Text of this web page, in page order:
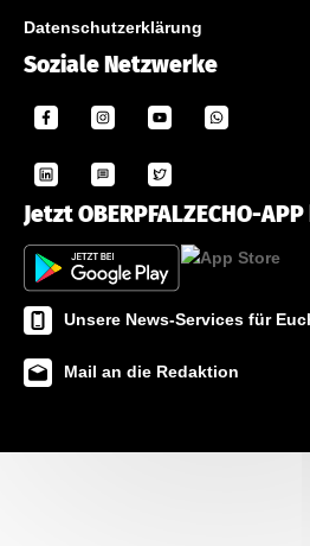
Datenschutzerklärung
Soziale Netzwerke
Jetzt OBERPFALZECHO-
Unsere News-Services für
Mail an die Redaktion